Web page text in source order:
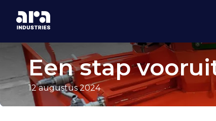
Een stap
12 augustus 2024